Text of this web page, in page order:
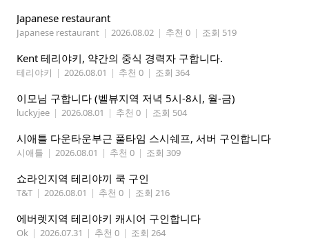
Japanese restaurant
Japanese restaurant | 2026.08.02 | 추천 0 | 조회 519
Kent 테리야키, 약간의 중식 경력자 구합니다.
테리야키 | 2026.08.01 | 추천 0 | 조회 364
이모님 구합니다 (벨뷰지역 저녁 5시-8시, 월-금)
luckyjee | 2026.08.01 | 추천 0 | 조회 504
시애틀 다운타운부근 풀타임 스시쉐프, 서버 구인합니다
시애틀 | 2026.08.01 | 추천 0 | 조회 309
쇼라인지역 테리야끼 쿡 구인
T&T | 2026.08.01 | 추천 0 | 조회 216
에버렛지역 테리야키 캐시어 구인합니다
Ok | 2026.07.31 | 추천 0 | 조회 264